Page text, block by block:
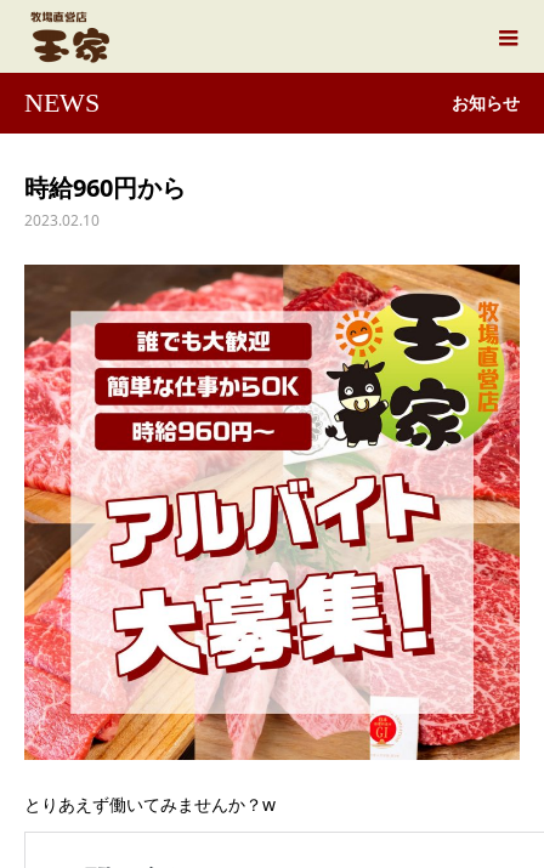
NEWS お知らせ
時給960円から
2023.02.10
とりあえず働いてみませんか？w